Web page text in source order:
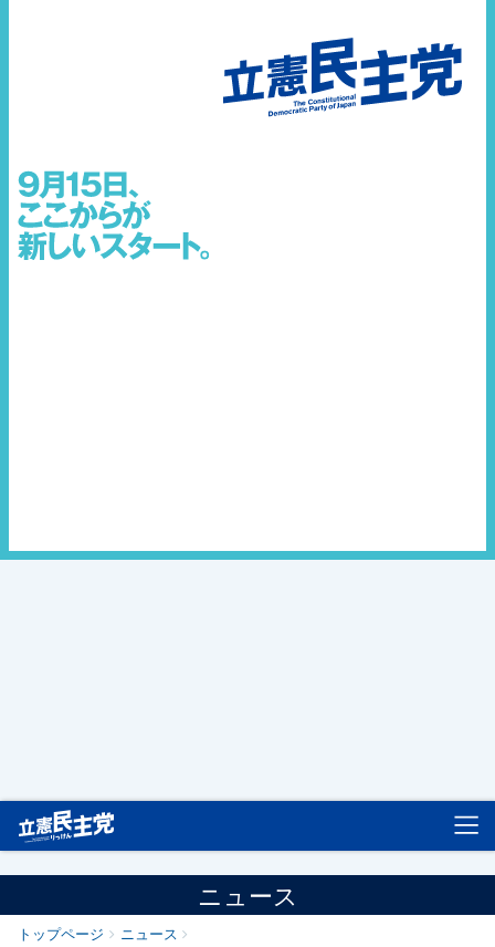
ニュース
トップページ
ニュース